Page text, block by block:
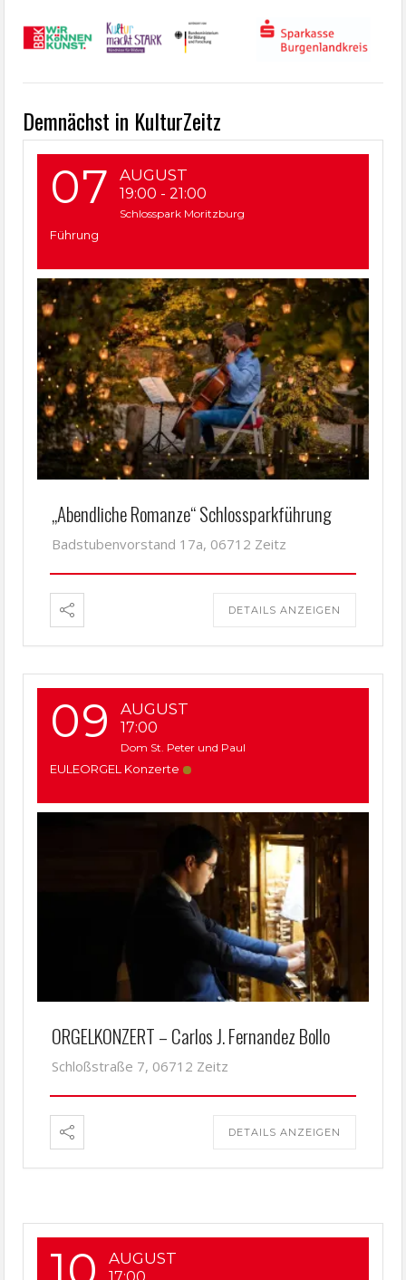
Demnächst in KulturZeitz
07 AUGUST
19:00 -21:00
Schlosspark Moritzburg
Führung
„Abendliche Romanze“ Schlossparkführung
Badstubenvorstand 17a, 06712 Zeitz
DETAILS ANZEIGEN
09 AUGUST
17:00
Dom St. Peter und Paul
EULEORGEL Konzerte
ORGELKONZERT – Carlos J. Fernandez Bollo
Schloßstraße 7, 06712 Zeitz
DETAILS ANZEIGEN
AUGUST